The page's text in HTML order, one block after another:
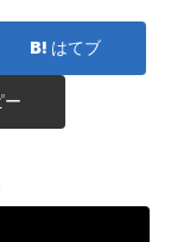
はてブ
ー